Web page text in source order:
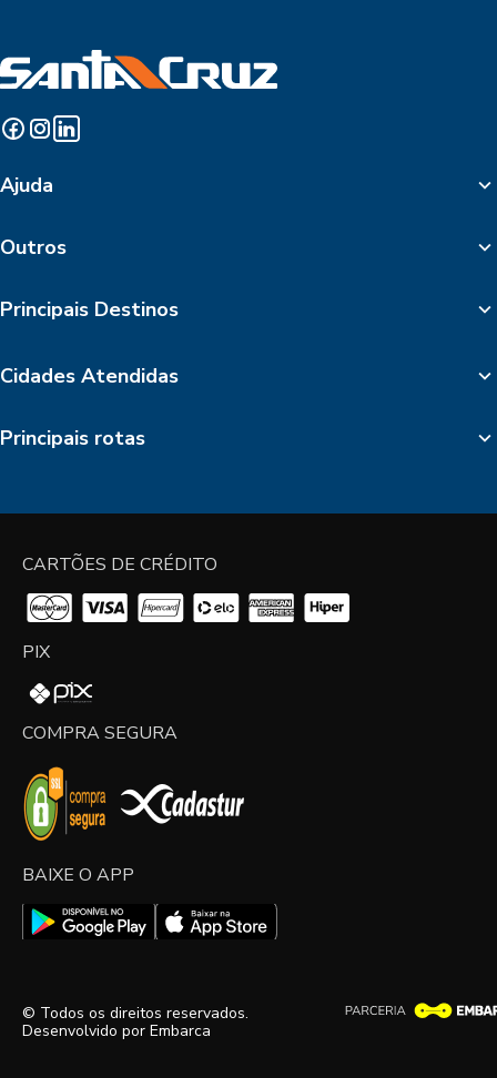
Ajuda
Outros
Principais Destinos
Cidades Atendidas
Principais rotas
CARTÕES DE CRÉDITO
PIX
COMPRA SEGURA
BAIXE O APP
© Todos os direitos reservados.
Desenvolvido por Embarca